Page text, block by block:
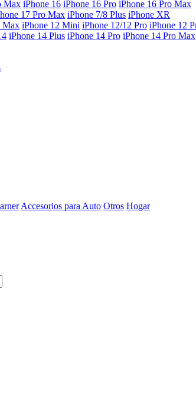
Max iPhone 16 iPhone 16 Pro iPhone 16 Pro Max
17 Pro Max iPhone 7/8 Plus iPhone XR
Max iPhone 12 Mini iPhone 12/12 Pro iPhone 12
iPhone 14 Plus iPhone 14 Pro iPhone 14 Pro Max
Accesorios para Auto Otros Hogar